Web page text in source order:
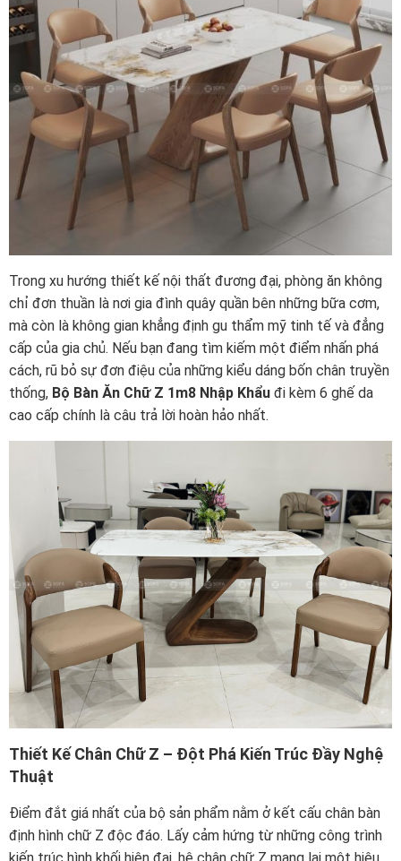
Trong xu hướng thiết kế nội thất đương đại, phòng ăn không
chỉ đơn thuần là nơi gia đình quây quần bên những bữa cơm,
mà còn là không gian khẳng định gu thẩm mỹ tinh tế và đẳng
cấp của gia chủ. Nếu bạn đang tìm kiếm một điểm nhấn phá
cách, rũ bỏ sự đơn điệu của những kiểu dáng bốn chân truyền
thống, Bộ Bàn Ăn Chữ Z 1m8 Nhập Khẩu đi kèm 6 ghế da
cao cấp chính là câu trả lời hoàn hảo nhất.
Thiết Kế Chân Chữ Z – Đột Phá Kiến Trúc Đầy Nghệ
Thuật
Điểm đắt giá nhất của bộ sản phẩm nằm ở kết cấu chân bàn
định hình chữ Z độc đáo. Lấy cảm hứng từ những công trình